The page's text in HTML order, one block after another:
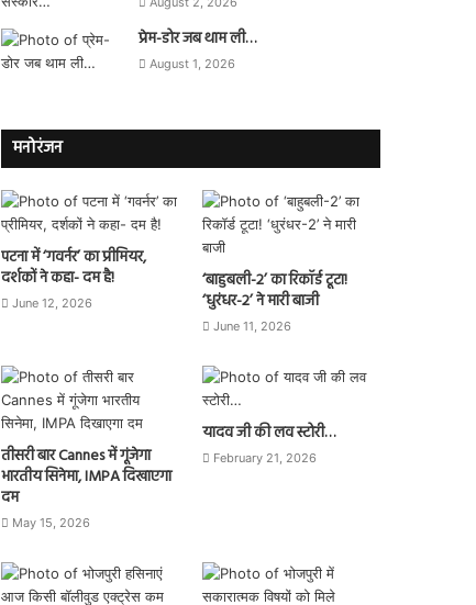
प्रेम-डोर जब थाम ली…
August 1, 2026
मनोरंजन
पटना में ‘गवर्नर’ का प्रीमियर,
दर्शकों ने कहा- दम है!
June 12, 2026
‘बाहुबली-2’ का रिकॉर्ड टूटा!
‘धुरंधर-2’ ने मारी बाजी
June 11, 2026
तीसरी बार Cannes में गूंजेगा
भारतीय सिनेमा, IMPA दिखाएगा
दम
May 15, 2026
यादव जी की लव स्टोरी…
February 21, 2026